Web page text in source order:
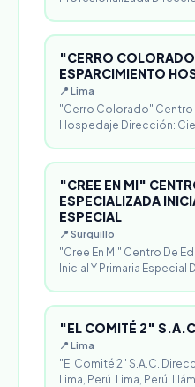
"CERRO
ESPARCIMIENTO
📍 Lima
"Cerro Colorado" Centro
Hospedaje Dirección:
"CREE EN MI"
ESPECIALIZADA
ESPECIAL
📍 Surquillo
"Cree En Mi" Centro De
Inicial Y Primaria Especial
"EL COMITÉ 2"
📍 Lima
"El Comité 2" S.A.C.
Lima, Perú. Lima, Perú.